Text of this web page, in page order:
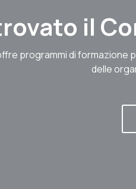
il
programmi di
delle